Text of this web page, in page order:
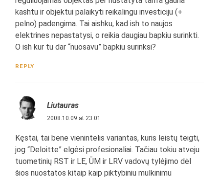
kashtu ir objektui palaikyti reikalingu investiciju (+
pelno) padengima. Tai aishku, kad ish to naujos
elektrines nepastatysi, o reikia daugiau bapkiu surinkti.
O ish kur tu dar “nuosavu” bapkiu surinksi?
REPLY
Liutauras
2008.10.09 at 23:01
Kęstai, tai bene vienintelis variantas, kuris leistų teigti,
jog “Deloitte” elgėsi profesionaliai. Tačiau tokiu atveju
tuometinių RST ir LE, ŪM ir LRV vadovų tylėjimo dėl
šios nuostatos kitaip kaip piktybiniu mulkinimu